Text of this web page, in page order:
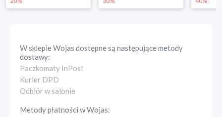
W sklepieWojas dostępne są następujące metody
dostawy:
Paczkomaty InPost
Kurier DPD
Odbiór w salonie
Metody płatności wWojas: